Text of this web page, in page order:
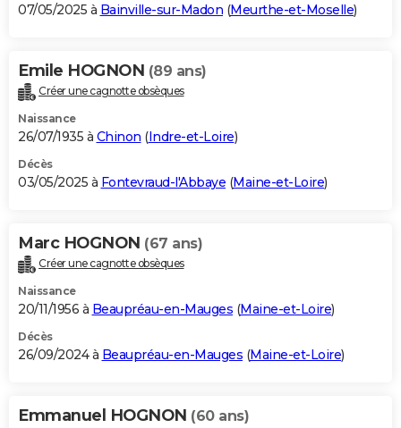
07/05/2025 à Bainville-sur-Madon (Meurthe-et-Moselle)
Emile HOGNON (89 ans)
Créer une cagnotte obsèques
Naissance
26/07/1935 à Chinon (Indre-et-Loire)
Décès
03/05/2025 à Fontevraud-l'Abbaye (Maine-et-Loire)
Marc HOGNON (67 ans)
Créer une cagnotte obsèques
Naissance
20/11/1956 à Beaupréau-en-Mauges (Maine-et-Loire)
Décès
26/09/2024 à Beaupréau-en-Mauges (Maine-et-Loire)
Emmanuel HOGNON (60 ans)